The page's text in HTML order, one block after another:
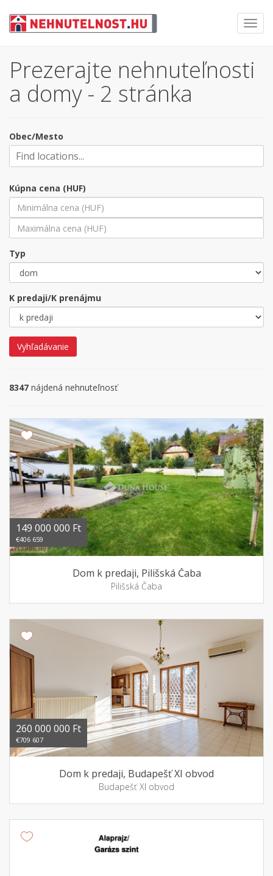
Prezerajte nehnuteľnosti
a domy - 2 stránka
Obec/Mesto
Kúpna cena (HUF)
Typ
K predaji/K prenájmu
Vyhľadávanie
8347 nájdená nehnuteľnosť
149 000 000 Ft
€406 659
Dom k predaji, Pilišská Čaba
Pilišská Čaba
260 000 000 Ft
€709 607
Dom k predaji, Budapešť XI obvod
Budapešť XI obvod